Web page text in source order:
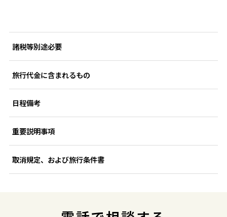
諸税等別途必要
旅行代金に含まれるもの
日程備考
重要説明事項
取消規定、および旅行条件書